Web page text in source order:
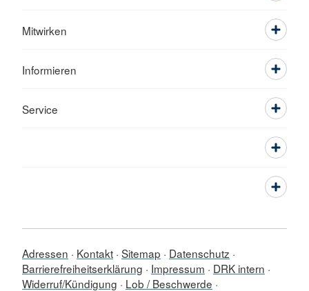
Mitwirken
Informieren
Service
Adressen Kontakt Sitemap
Datenschutz
Barrierefreiheitserklärung
Impressum
DRK intern
Widerruf/Kündigung
Lob / Beschwerde